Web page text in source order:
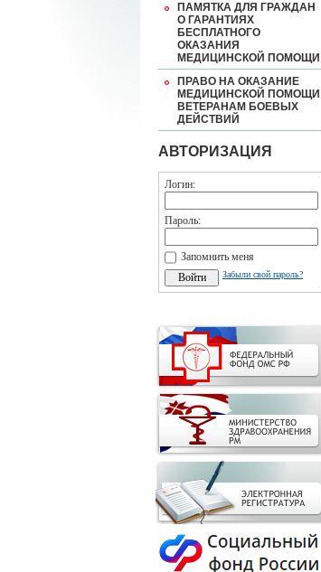
ПАМЯТКА ДЛЯ ГРАЖДАН
О ГАРАНТИЯХ
БЕСПЛАТНОГО
ОКАЗАНИЯ
МЕДИЦИНСКОЙ ПОМОЩИ
ПРАВО НА ОКАЗАНИЕ
МЕДИЦИНСКОЙ ПОМОЩИ
ВЕТЕРАНАМ БОЕВЫХ
ДЕЙСТВИЙ
АВТОРИЗАЦИЯ
Логин:
Пароль:
Запомнить меня
Забыли свой пароль?